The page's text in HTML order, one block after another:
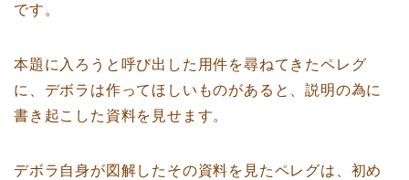
です。
本題に入ろうと呼び出した用件を尋ねてきたペレグ
に、デボラは作ってほしいものがあると、説明の為に
書き起こした資料を見せます。
デボラ自身が図解したその資料を見たペレグは、初め